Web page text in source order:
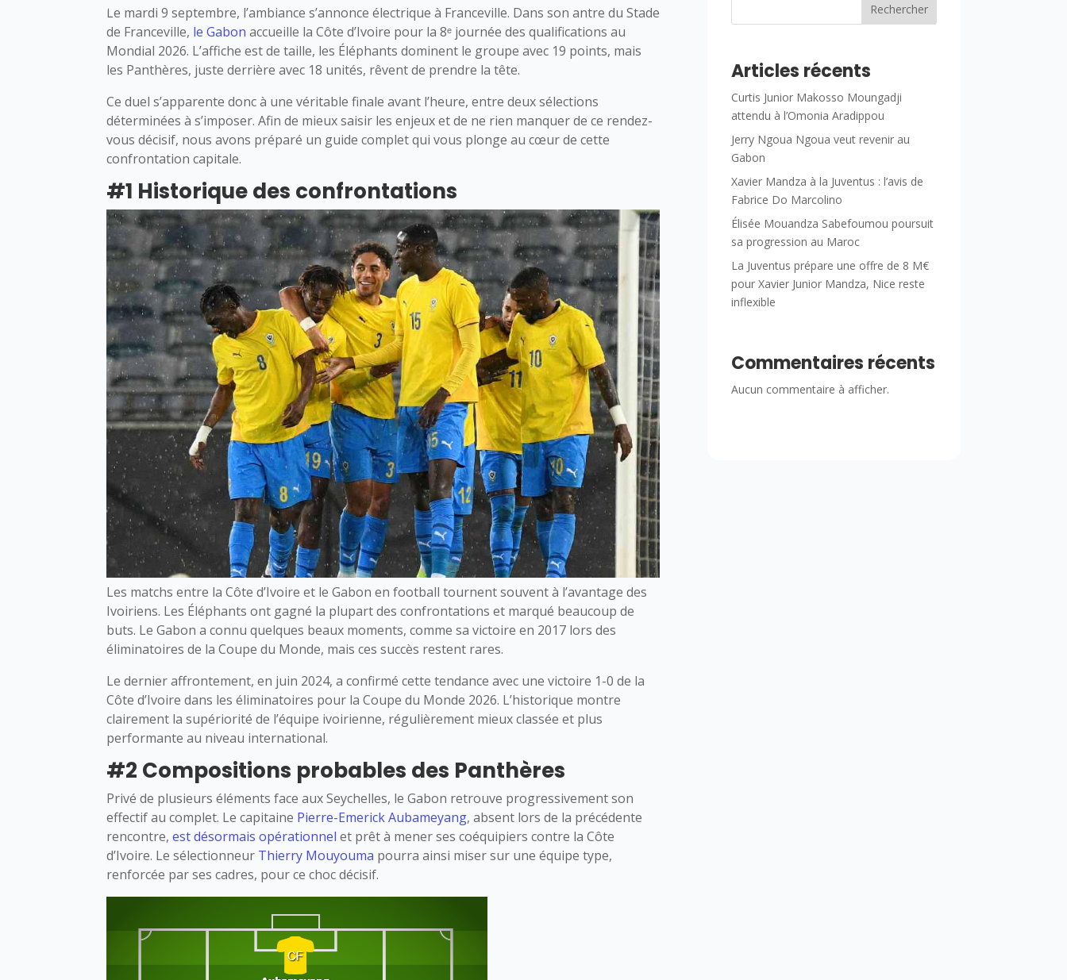
Le mardi 9 septembre, l’ambiance s’annonce électrique à Franceville. Dans son antre du Stade
de Franceville, le Gabon accueille la Côte d’Ivoire pour la 8ᵉ journée des qualifications au
Mondial 2026. L’affiche est de taille, les Éléphants dominent le groupe avec 19 points, mais
les Panthères, juste derrière avec 18 unités, rêvent de prendre la tête.
Ce duel s’apparente donc à une véritable finale avant l’heure, entre deux sélections
déterminées à s’imposer. Afin de mieux saisir les enjeux et de ne rien manquer de ce rendez-
vous décisif, nous avons préparé un guide complet qui vous plonge au cœur de cette
confrontation capitale.
#1 Historique des confrontations
Les matchs entre la Côte d’Ivoire et le Gabon en football tournent souvent à l’avantage des
Ivoiriens. Les Éléphants ont gagné la plupart des confrontations et marqué beaucoup de
buts. Le Gabon a connu quelques beaux moments, comme sa victoire en 2017 lors des
éliminatoires de la Coupe du Monde, mais ces succès restent rares.
Le dernier affrontement, en juin 2024, a confirmé cette tendance avec une victoire 1-0 de la
Côte d’Ivoire dans les éliminatoires pour la Coupe du Monde 2026. L’historique montre
clairement la supériorité de l’équipe ivoirienne, régulièrement mieux classée et plus
performante au niveau international.
#2 Compositions probables des Panthères
Privé de plusieurs éléments face aux Seychelles, le Gabon retrouve progressivement son
effectif au complet. Le capitaine Pierre-Emerick Aubameyang, absent lors de la précédente
rencontre,est désormais opérationnel et prêt à mener ses coéquipiers contre la Côte
d’Ivoire. Le sélectionneur Thierry Mouyouma pourra ainsi miser sur une équipe type,
renforcée par ses cadres, pour ce choc décisif.
Rechercher
Articles récents
Curtis Junior Makosso Moungadji
attendu à l’Omonia Aradippou
Jerry Ngoua Ngoua veut revenir au
Gabon
Xavier Mandza à la Juventus : l’avis de
Fabrice Do Marcolino
Élisée Mouandza Sabefoumou poursuit
sa progression au Maroc
La Juventus prépare une offre de 8 M€
pour Xavier Junior Mandza, Nice reste
inflexible
Commentaires récents
Aucun commentaire à afficher.